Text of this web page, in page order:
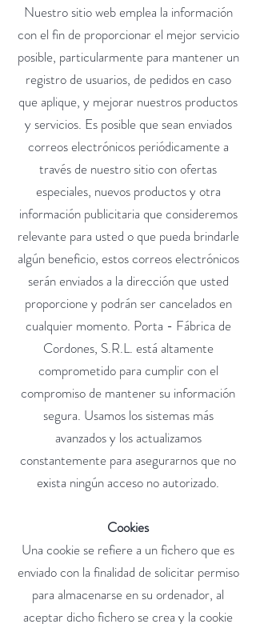
Nuestro sitio web emplea la información
con el fin de proporcionar el mejor servicio
posible, particularmente para mantener un
registro de usuarios, de pedidos en caso
que aplique, y mejorar nuestros productos
y servicios. Es posible que sean enviados
correos electrónicos periódicamente a
través de nuestro sitio con ofertas
especiales, nuevos productos y otra
información publicitaria que consideremos
relevante para usted o que pueda brindarle
algún beneficio, estos correos electrónicos
serán enviados a la dirección que usted
proporcione y podrán ser cancelados en
cualquier momento. Porta - Fábrica de
Cordones, S.R.L. está altamente
comprometido para cumplir con el
compromiso de mantener su información
segura. Usamos los sistemas más
avanzados y los actualizamos
constantemente para asegurarnos que no
exista ningún acceso no autorizado.
Cookies
Una cookie se refiere a un fichero que es
enviado con la finalidad de solicitar permiso
para almacenarse en su ordenador, al
aceptar dicho fichero se crea y la cookie